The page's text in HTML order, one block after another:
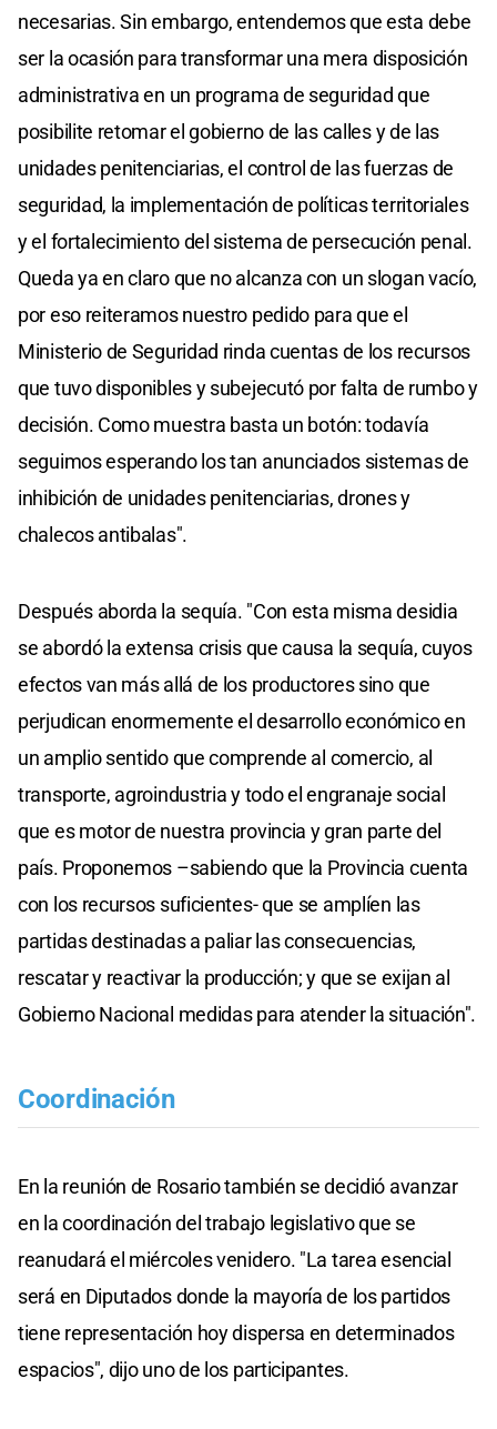
necesarias. Sin embargo, entendemos que esta debe
ser la ocasión para transformar una mera disposición
administrativa en un programa de seguridad que
posibilite retomar el gobierno de las calles y de las
unidades penitenciarias, el control de las fuerzas de
seguridad, la implementación de políticas territoriales
y el fortalecimiento del sistema de persecución penal.
Queda ya en claro que no alcanza con un slogan vacío,
por eso reiteramos nuestro pedido para que el
Ministerio de Seguridad rinda cuentas de los recursos
que tuvo disponibles y subejecutó por falta de rumbo y
decisión. Como muestra basta un botón: todavía
seguimos esperando los tan anunciados sistemas de
inhibición de unidades penitenciarias, drones y
chalecos antibalas".
Después aborda la sequía. "Con esta misma desidia
se abordó la extensa crisis que causa la sequía, cuyos
efectos van más allá de los productores sino que
perjudican enormemente el desarrollo económico en
un amplio sentido que comprende al comercio, al
transporte, agroindustria y todo el engranaje social
que es motor de nuestra provincia y gran parte del
país. Proponemos –sabiendo que la Provincia cuenta
con los recursos suficientes- que se amplíen las
partidas destinadas a paliar las consecuencias,
rescatar y reactivar la producción; y que se exijan al
Gobierno Nacional medidas para atender la situación".
Coordinación
En la reunión de Rosario también se decidió avanzar
en la coordinación del trabajo legislativo que se
reanudará el miércoles venidero. "La tarea esencial
será en Diputados donde la mayoría de los partidos
tiene representación hoy dispersa en determinados
espacios", dijo uno de los participantes.